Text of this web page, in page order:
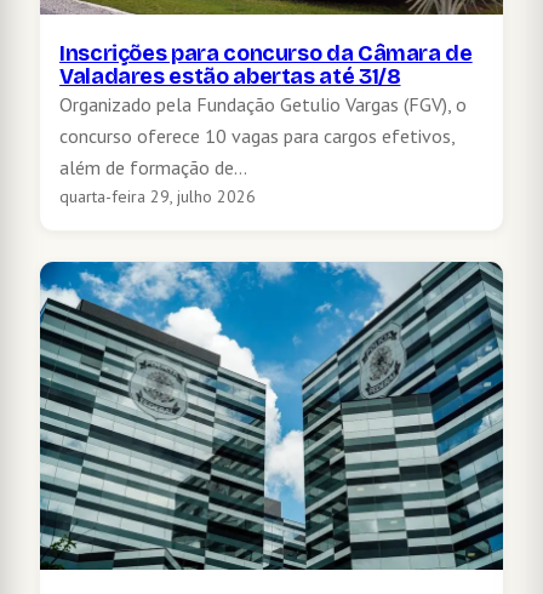
Inscrições para concurso da Câmara de
Valadares estão abertas até 31/8
Organizado pela Fundação Getulio Vargas (FGV), o
concurso oferece 10 vagas para cargos efetivos,
além de formação de…
quarta-feira 29, julho 2026